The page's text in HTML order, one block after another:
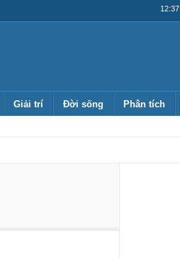
Giải trí Đời sống Phân tích